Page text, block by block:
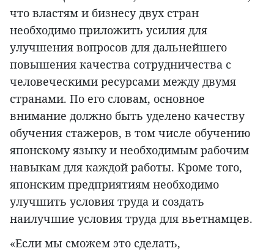
что властям и бизнесу двух стран
необходимо приложить усилия для
улучшения вопросов для дальнейшего
повышения качества сотрудничества с
человеческими ресурсами между двумя
странами. По его словам, основное
внимание должно быть уделено качеству
обучения стажеров, в том числе обучению
японскому языку и необходимым рабочим
навыкам для каждой работы. Кроме того,
японским предприятиям необходимо
улучшить условия труда и создать
наилучшие условия труда для вьетнамцев.
«Если мы сможем это сделать,